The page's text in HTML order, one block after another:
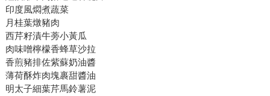
印度風燜煮蔬菜
月桂葉燉豬肉
西芹籽漬牛蒡小黃瓜
肉味噌檸檬香蜂草沙拉
香煎豬排佐紫蘇奶油醬
薄荷酥炸肉塊裹甜醬油
明太子細葉芹馬鈴薯泥